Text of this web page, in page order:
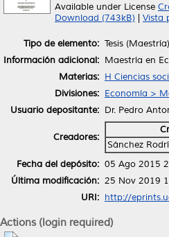
Available under License
Download (743kB)
Vista
Tipo de elemento: Tesis (Maestría)
Información adicional: Maestría en
Materias: H Ciencias
Divisiones: Economía >
Usuario depositante: Dr. Pedro
Creadores:
Sánchez
Fecha del depósito: 05 Ago 2015
Última modificación: 25 Nov 2019
URI: http://
Actions (login required)